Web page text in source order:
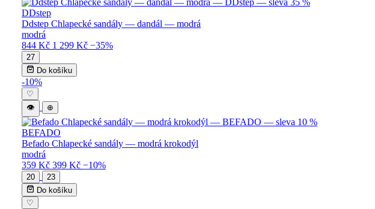
DDstep
Ddstep Chlapecké sandály — dandál — modrá
modrá
844 Kč 1 299 Kč −35%
27
Do košíku
-10%
♡
👁
⊕
BEFADO
Befado Chlapecké sandály — modrá krokodýl
modrá
359 Kč 399 Kč −10%
20
23
Do košíku
♡